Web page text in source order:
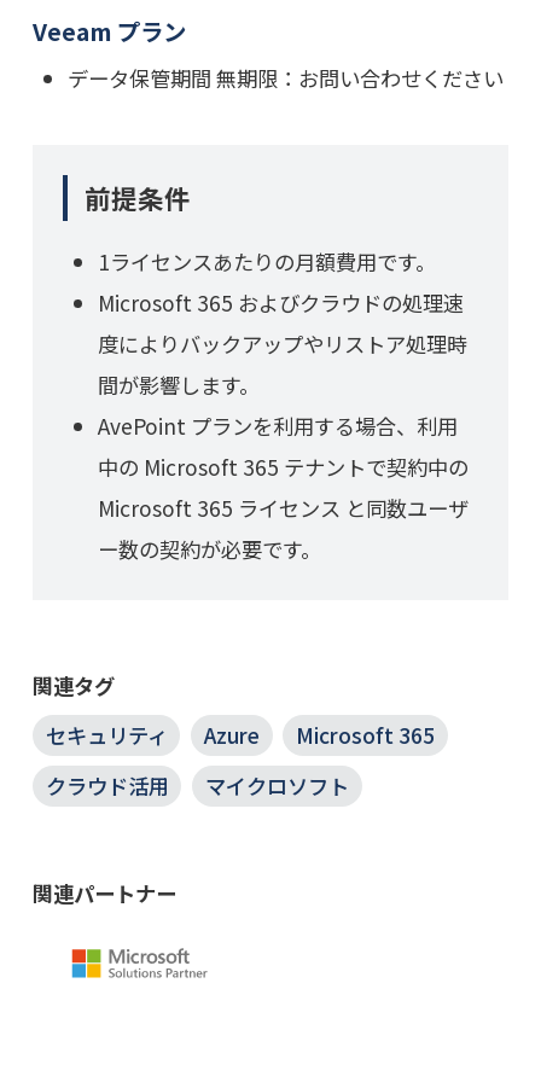
Veeam プラン
データ保管期間 無期限：お問い合わせください
前提条件
1ライセンスあたりの月額費用です。
Microsoft 365 およびクラウドの処理速
度によりバックアップやリストア処理時
間が影響します。
AvePoint プランを利用する場合、利用
中の Microsoft 365 テナントで契約中の
Microsoft 365 ライセンス と同数ユーザ
ー数の契約が必要です。
関連タグ
セキュリティ
Azure
Microsoft 365
クラウド活用
マイクロソフト
関連パートナー